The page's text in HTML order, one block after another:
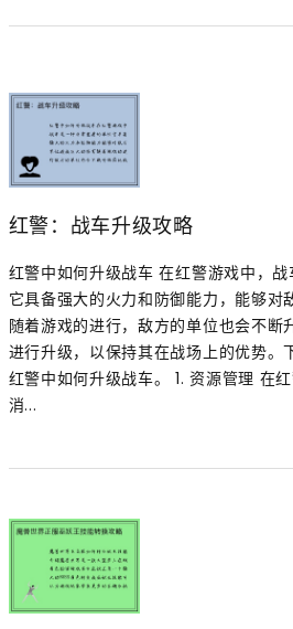
红警：战车升级攻略
红警中如何升级战车 在红警游戏中，战
它具备强大的火力和防御能力，能够对
随着游戏的进行，敌方的单位也会不断
进行升级，以保持其在战场上的优势。
红警中如何升级战车。 1. 资源管理 在
消...